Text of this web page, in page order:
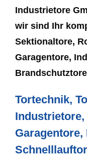
Industrietore
wir sind Ihr
Sektionaltore,
Garagentore,
Tortechnik,